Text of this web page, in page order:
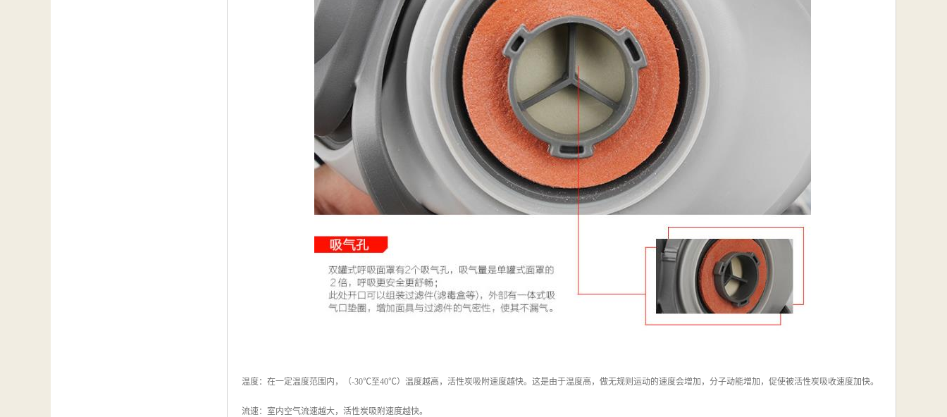
温度：在一定温度范围内，（-30℃至40℃）温度越高，活性炭吸附速度越快。这是由于温度高，做无规则运动的速度会增加，分子动能增加，促使被活性炭吸收速度加快。
流速：室内空气流速越大，活性炭吸附速度越快。